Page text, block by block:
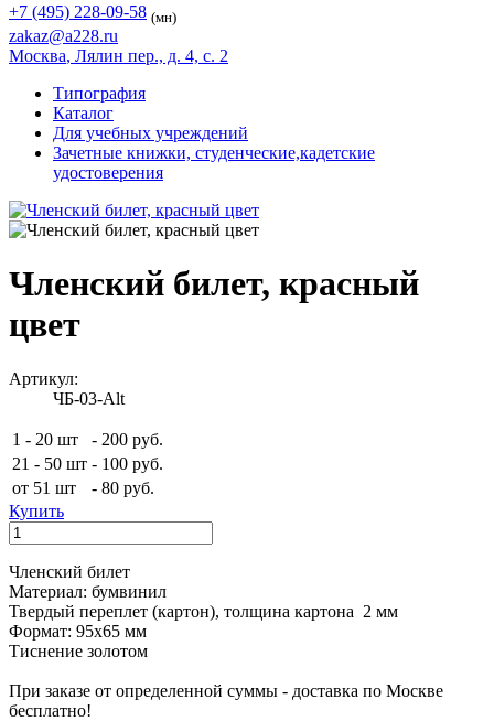
+7 (495) 228-09-58 (мн)
zakaz@a228.ru
Москва, Лялин пер., д. 4, с. 2
Типография
Каталог
Для учебных учреждений
Зачетные книжки, студенческие,кадетские
удостоверения
Членский билет, красный
цвет
Артикул:
ЧБ-03-Alt
1 - 20 шт - 200 руб.
21 - 50 шт - 100 руб.
от 51 шт
- 80 руб.
Купить
Членский билет
Материал: бумвинил
Твердый переплет (картон), толщина картона 2 мм
Формат: 95х65 мм
Тиснение золотом
При заказе от определенной суммы - доставка по Москве
бесплатно!